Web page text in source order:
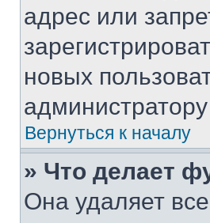
адрес или
новых
Вернуться к началу
» Что делает
Она удаляет